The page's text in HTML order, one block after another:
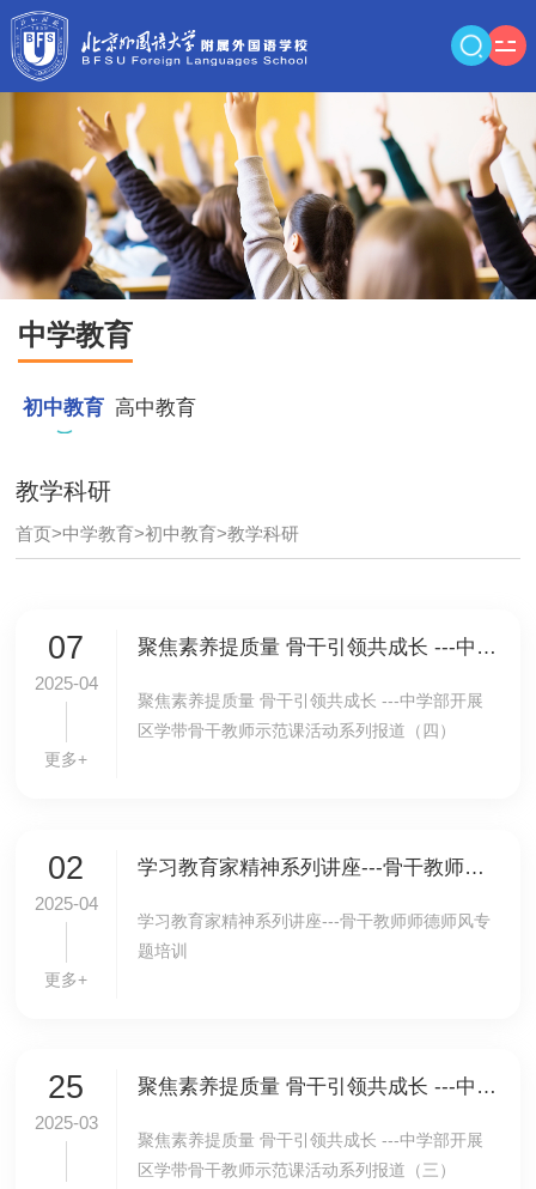
中学教育
初中教育 高中教育
教学科研
首页>中学教育>初中教育>教学科研
07
2025-04
更多+
聚焦素养提质量 骨干引领共成长 ---中学部开展区学带骨干教师示范课活动系列报道（四）
聚焦素养提质量 骨干引领共成长 ---中学部开展
区学带骨干教师示范课活动系列报道（四）
02
2025-04
更多+
学习教育家精神系列讲座---骨干教师师德师风专题培训
学习教育家精神系列讲座---骨干教师师德师风专
题培训
25
2025-03
聚焦素养提质量 骨干引领共成长 ---中学部开展区学带骨干教师示范课活动系列报道（三）
聚焦素养提质量 骨干引领共成长 ---中学部开展
区学带骨干教师示范课活动系列报道（三）